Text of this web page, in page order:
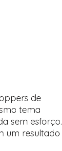
de
tema
sem esforço.
um resultado